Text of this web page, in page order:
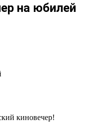
на юбилей
киновечер!